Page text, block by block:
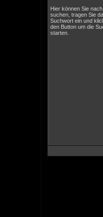
Hier können Sie
suchen, tragen Sie
Suchwort ein und
den Button um die
starten.